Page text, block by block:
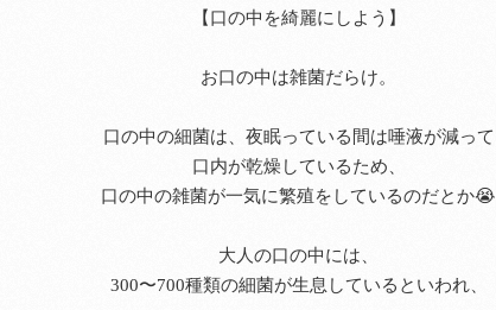
【口の中を綺麗にしよう】
お口の中は雑菌だらけ。
口の中の細菌は、夜眠っている間は唾液が減って
口内が乾燥しているため、
口の中の雑菌が一気に繁殖をしているのだとか😭
大人の口の中には、
300〜700種類の細菌が生息しているといわれ、